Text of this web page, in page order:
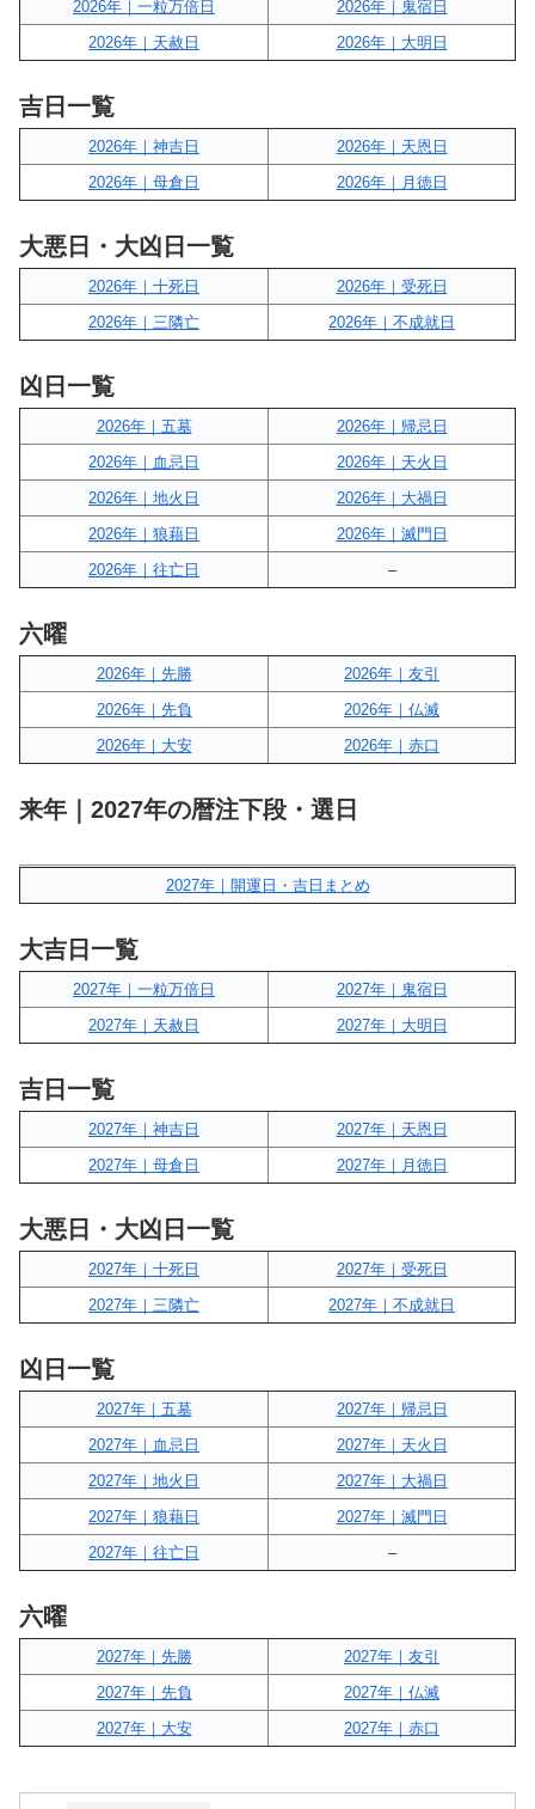
2026年｜一粒万倍日
2026年｜鬼宿日
2026年｜天赦日
2026年｜大明日
吉日一覧
2026年｜神吉日
2026年｜天恩日
2026年｜母倉日
2026年｜月徳日
大悪日・大凶日一覧
2026年｜十死日
2026年｜受死日
2026年｜三隣亡
2026年｜不成就日
凶日一覧
2026年｜五墓
2026年｜帰忌日
2026年｜血忌日
2026年｜天火日
2026年｜地火日
2026年｜大禍日
2026年｜狼藉日
2026年｜滅門日
2026年｜往亡日
–
六曜
2026年｜先勝
2026年｜友引
2026年｜先負
2026年｜仏滅
2026年｜大安
2026年｜赤口
来年｜2027年の暦注下段・選日
2027年｜開運日・吉日まとめ
大吉日一覧
2027年｜一粒万倍日
2027年｜鬼宿日
2027年｜天赦日
2027年｜大明日
吉日一覧
2027年｜神吉日
2027年｜天恩日
2027年｜母倉日
2027年｜月徳日
大悪日・大凶日一覧
2027年｜十死日
2027年｜受死日
2027年｜三隣亡
2027年｜不成就日
凶日一覧
2027年｜五墓
2027年｜帰忌日
2027年｜血忌日
2027年｜天火日
2027年｜地火日
2027年｜大禍日
2027年｜狼藉日
2027年｜滅門日
2027年｜往亡日
–
六曜
2027年｜先勝
2027年｜友引
2027年｜先負
2027年｜仏滅
2027年｜大安
2027年｜赤口